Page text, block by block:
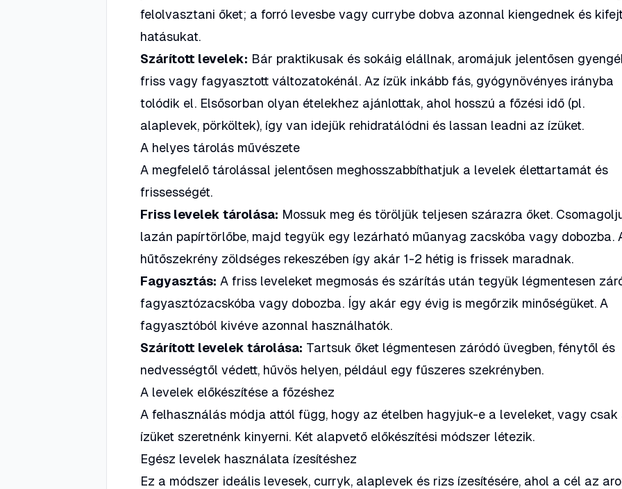
felolvasztani őket; a forró levesbe vagy currybe dobva azonnal kiengednek és
hatásukat.
Szárított levelek: Bár praktikusak és sokáig elállnak, aromájuk jelentősen
friss vagy fagyasztott változatokénál. Az ízük inkább fás, gyógynövényes irányba
tolódik el. Elsősorban olyan ételekhez ajánlottak, ahol hosszú a főzési idő (pl.
alaplevek, pörköltek), így van idejük rehidratálódni és lassan leadni az ízüket.
A helyes tárolás művészete
A megfelelő tárolással jelentősen meghosszabbíthatjuk a levelek élettartamát és
frissességét.
Friss levelek tárolása: Mossuk meg és töröljük teljesen szárazra őket.
lazán papírtörlőbe, majd tegyük egy lezárható műanyag zacskóba vagy dobozba.
hűtőszekrény zöldséges rekeszében így akár 1-2 hétig is frissek maradnak.
Fagyasztás: A friss leveleket megmosás és szárítás után tegyük légmentesen
fagyasztózacskóba vagy dobozba. Így akár egy évig is megőrzik minőségüket. A
fagyasztóból kivéve azonnal használhatók.
Szárított levelek tárolása: Tartsuk őket légmentesen záródó üvegben, fénytől és
nedvességtől védett, hűvös helyen, például egy fűszeres szekrényben.
A levelek előkészítése a főzéshez
A felhasználás módja attól függ, hogy az ételben hagyjuk-e a leveleket, vagy csak
ízüket szeretnénk kinyerni. Két alapvető előkészítési módszer létezik.
Egész levelek használata ízesítéshez
Ez a módszer ideális levesek, curryk, alaplevek és rizs ízesítésére, ahol a cél az